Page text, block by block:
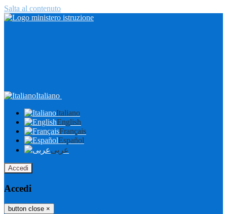
Salta al contenuto
Italiano
Italiano
English
Français
Español
عربى
Accedi
Accedi
button close ×